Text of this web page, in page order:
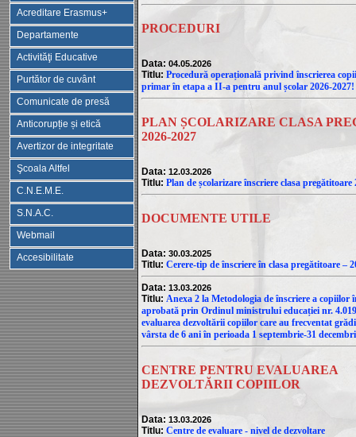
Acreditare Erasmus+
Departamente
Activităţi Educative
Purtător de cuvânt
Comunicate de presă
Anticorupție și etică
Avertizor de integritate
Şcoala Altfel
C.N.E.M.E.
S.N.A.C.
Webmail
Accesibilitate
PROCEDURI
Data: 04.05.2026
Titlu: Procedură operațională privind înscrierea
primar în etapa a II-a pentru anul școlar 2026-2027!
PLAN ȘCOLARIZARE CLASA
2026-2027
Data: 12.03.2026
Titlu: Plan de școlarizare înscriere clasa pregătitoare
DOCUMENTE UTILE
Data: 30.03.2025
Titlu: Cerere-tip de înscriere în clasa pregătitoare –
Data: 13.03.2026
Titlu: Anexa 2 la Metodologia de înscriere a
aprobată prin Ordinul ministrului educației nr.
evaluarea dezvoltării copiilor care au frecventat
vârsta de 6 ani în perioada 1 septembrie-31
CENTRE PENTRU EVALUAREA
DEZVOLTĂRII COPIILOR
Data: 13.03.2026
Titlu: Centre de evaluare - nivel de dezvoltare